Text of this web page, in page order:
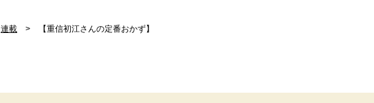
連載 【重信初江さんの定番おかず】